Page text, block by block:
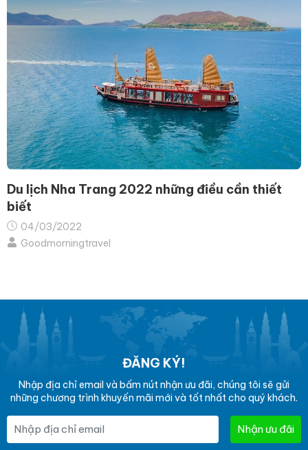
Du lịch Nha Trang 2022 những điều cần thiết
biết
04/03/2022
Goodmorningtravel
ĐĂNG KÝ!
Nhập địa chỉ email và bấm nút nhận ưu đãi, chúng tôi sẽ gửi
những chương trình khuyến mãi mới và tốt nhất cho quý khách.
Nhận ưu đãi